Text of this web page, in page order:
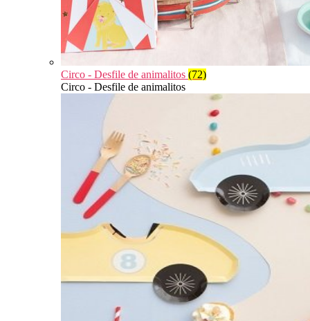
Circo - Desfile de animalitos (72)
Circo - Desfile de animalitos